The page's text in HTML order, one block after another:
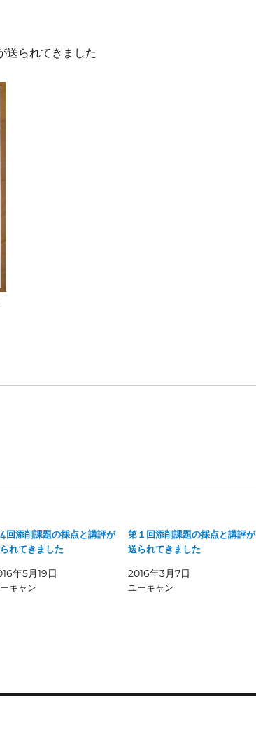
送られてきました
回添削課題の採点と講評が
れてきました
年5月19日
キャン
第１回添削課題の採点と講評が
送られてきました
2016年3月7日
ユーキャン